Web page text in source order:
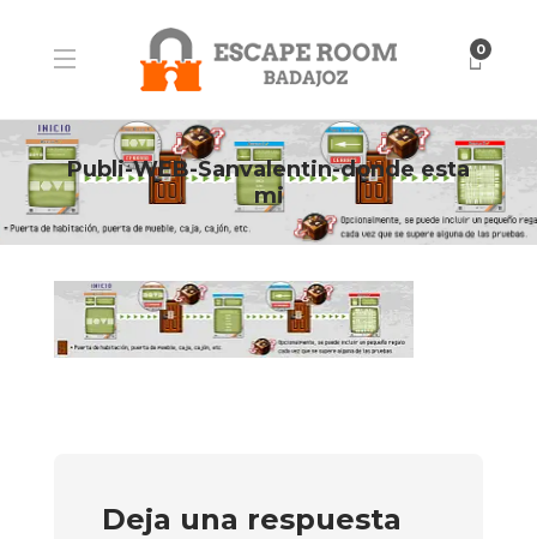
0
Publi-WEB-Sanvalentin-donde esta
mi
Deja una respuesta